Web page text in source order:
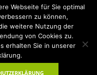
zwischen
aufzeigen, ist es von der
nicht anerkannt, dass
haben können.
und die
Baubiologe Baldermnn - Ihr
Webseite für Sie optimal
zu können,
weitere Nutzung der
von Cookies zu.
erhalten Sie in unserer